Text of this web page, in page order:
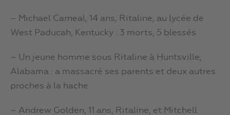
– Michael Carneal, 14 ans, Ritaline, au lycée de
West Paducah, Kentucky : 3 morts, 5 blessés
– Un jeune homme sous Ritaline à Huntsville,
Alabama : a massacré ses parents et deux autres
proches à la hache
– Andrew Golden, 11 ans, Ritaline, et Mitchell